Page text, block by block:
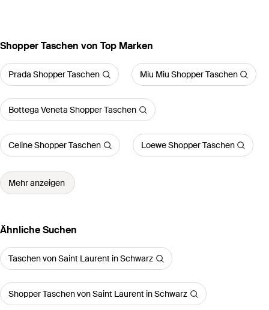
Shopper Taschen von Top Marken
Prada Shopper Taschen Miu Miu Shopper Taschen
Bottega Veneta Shopper Taschen
Celine Shopper Taschen Loewe Shopper Taschen
Mehr anzeigen
Ähnliche Suchen
Taschen von Saint Laurent in Schwarz
Shopper Taschen von Saint Laurent in Schwarz